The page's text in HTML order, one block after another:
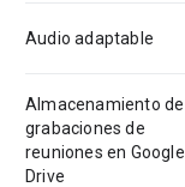
Audio adaptable
Almacenamiento de
grabaciones de
reuniones en Google
Drive